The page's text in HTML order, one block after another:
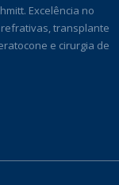
Excelência no
transplante
e cirurgia de